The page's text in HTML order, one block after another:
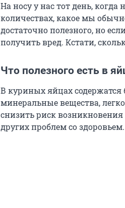
На носу у нас тот день,
количествах, какое мы
достаточно полезного, но
получить вред. Кстати,
Что полезного есть в
В куриных яйцах
минеральные вещества,
снизить риск возникновения
других проблем со здоровьем.